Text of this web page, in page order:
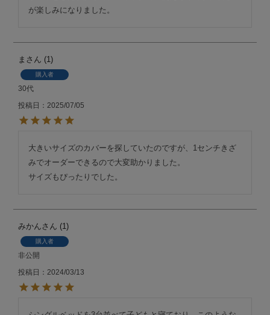
が楽しみになりました。
ま 1
購入者
30代
投稿日
2025/07/05
大きいサイズのカバーを探していたのですが、1センチきざ
みでオーダーできるので大変助かりました。
サイズもぴったりでした。
みかん 1
購入者
非公開
投稿日
2024/03/13